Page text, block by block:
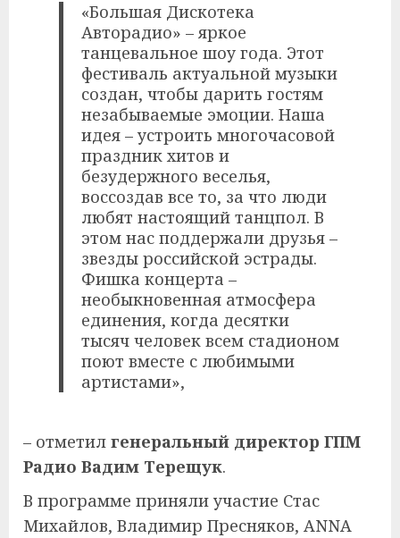
«Большая Дискотека
Авторадио» – яркое
танцевальное шоу года. Этот
фестиваль актуальной музыки
создан, чтобы дарить гостям
незабываемые эмоции. Наша
идея – устроить многочасовой
праздник хитов и
безудержного веселья,
воссоздав все то, за что люди
любят настоящий танцпол. В
этом нас поддержали друзья –
звезды российской эстрады.
Фишка концерта –
необыкновенная атмосфера
единения, когда десятки
тысяч человек всем стадионом
поют вместе с любимыми
артистами»,
– отметил генеральный директор ГПМ
Радио Вадим Терещук.
В программе приняли участие Стас
Михайлов, Владимир Пресняков, ANNA